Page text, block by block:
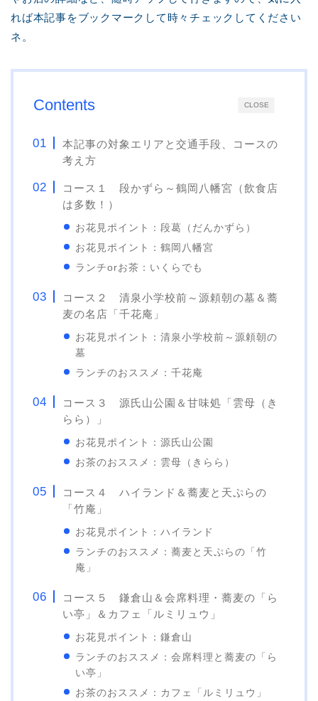
れば本記事をブックマークして時々チェックしてください
ネ。
CLOSE
Contents
本記事の対象エリアと交通手段、コースの
考え方
コース１ 段かずら～鶴岡八幡宮（飲食店
は多数！）
お花見ポイント：段葛（だんかずら）
お花見ポイント：鶴岡八幡宮
ランチorお茶：いくらでも
コース２ 清泉小学校前～源頼朝の墓＆蕎
麦の名店「千花庵」
お花見ポイント：清泉小学校前～源頼朝の
墓
ランチのおススメ：千花庵
コース３ 源氏山公園＆甘味処「雲母（き
らら）」
お花見ポイント：源氏山公園
お茶のおススメ：雲母（きらら）
コース４ ハイランド＆蕎麦と天ぷらの
「竹庵」
お花見ポイント：ハイランド
ランチのおススメ：蕎麦と天ぷらの「竹
庵」
コース５ 鎌倉山＆会席料理・蕎麦の「ら
い亭」＆カフェ「ルミリュウ」
お花見ポイント：鎌倉山
ランチのおススメ：会席料理と蕎麦の「ら
い亭」
お茶のおススメ：カフェ「ルミリュウ」